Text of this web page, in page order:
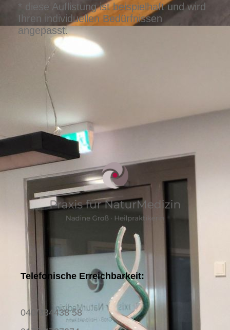
* diese Auflistung ist beispielhaft und wird
Ihren individuellen Bedürfnissen
angepasst.
Telefonische Erreichbarkeit:
040/334438 58